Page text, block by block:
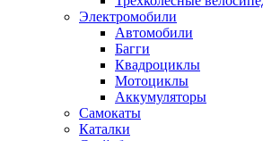
Электромобили
Автомобили
Багги
Квадроциклы
Мотоциклы
Аккумуляторы
Самокаты
Каталки